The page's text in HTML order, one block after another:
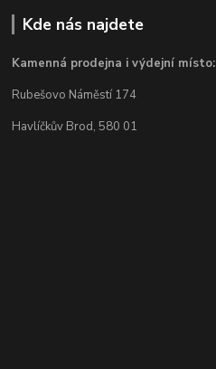
Kde nás najdete
Kamenná prodejna i výdejní místo:
Rubešovo Náměstí 174
Havlíčkův Brod, 580 01